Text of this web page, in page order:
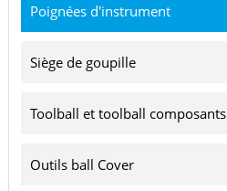
Poignées d'instrument
Siège de goupille
Toolball et toolball composants
Outils ball Cover